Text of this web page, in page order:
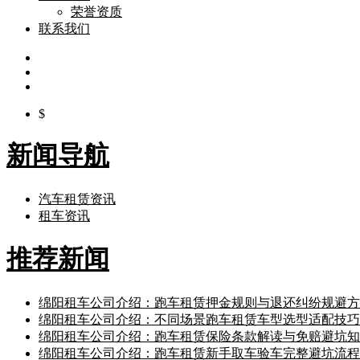
荣誉资质
联系我们
$
新闻导航
汽车租赁资讯
租车资讯
推荐新闻
绵阳租车公司介绍：跑车租赁押金规则与退还纠纷规避
绵阳租车公司介绍：不同场景跑车租赁车型选型适配技巧
绵阳租车公司介绍：跑车租赁保险条款解读与免赔避坑
绵阳租车公司介绍：跑车租赁新手取车验车完整避坑流程